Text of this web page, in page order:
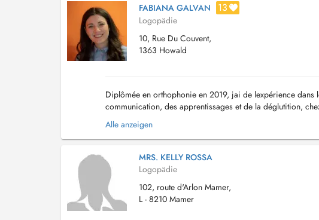
FABIANA GALVAN 13
Logopädie
10, Rue Du Couvent,
1363 Howald
Diplômée en orthophonie en 2019, jai de lexpérience
communication, des apprentissages et de la déglutition,
particulièrement de: - Troubles du langage oral et é...
Alle anzeigen
MRS. KELLY ROSSA
Logopädie
102, route d'Arlon Mamer,
L - 8210 Mamer